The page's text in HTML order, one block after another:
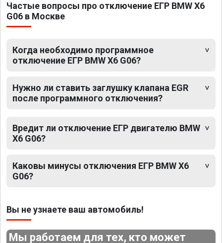
Частые вопросы про отключение ЕГР BMW X6
G06 в Москве
Когда необходимо программное
отключение ЕГР BMW X6 G06?
Нужно ли ставить заглушку клапана EGR
после программного отключения?
Вредит ли отключение ЕГР двигателю BMW
X6 G06?
Каковы минусы отключения ЕГР BMW X6
G06?
Вы не узнаете ваш автомобиль!
Мы работаем для тех, кто может